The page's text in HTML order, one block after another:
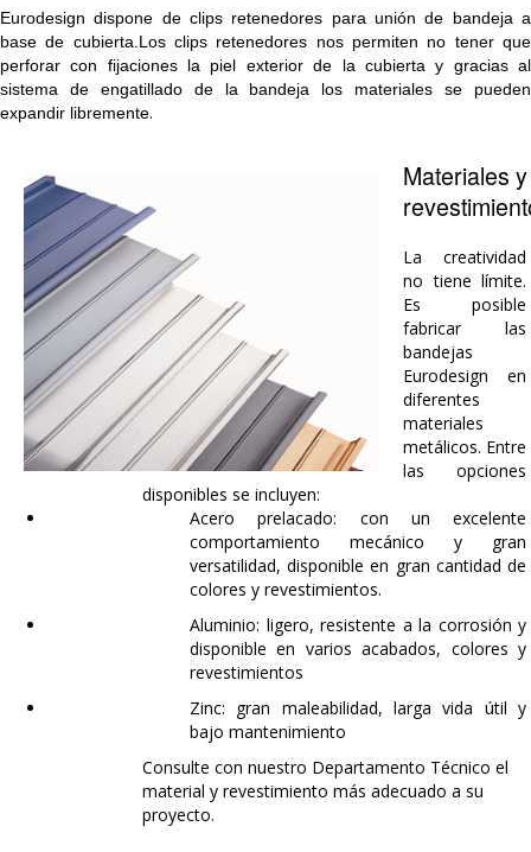
Eurodesign dispone de clips retenedores para unión de bandeja a
base de cubierta.Los clips retenedores nos permiten no tener que
perforar con fijaciones la piel exterior de la cubierta y gracias al
sistema de engatillado de la bandeja los materiales se pueden
expandir libremente.
Materiales y
La creatividad
no tiene límite.
Es posible
fabricar las
bandejas
Eurodesign en
diferentes
materiales
metálicos. Entre
las opciones
disponibles se incluyen:
Acero prelacado: con un excelente
comportamiento mecánico y gran
versatilidad, disponible en gran cantidad de
colores y revestimientos.
Aluminio: ligero, resistente a la corrosión y
disponible en varios acabados, colores y
revestimientos
Zinc: gran maleabilidad, larga vida útil y
bajo mantenimiento
Consulte con nuestro Departamento Técnico el
material y revestimiento más adecuado a su
proyecto.